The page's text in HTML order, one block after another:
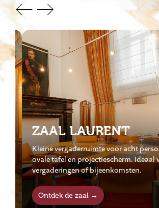
ZAAL LAURENT
Kleine vergaderruimte voor acht
ovale tafel en projectiescherm. Ideaal
vergaderingen of bijeenkomsten.
Ontdek de zaal →